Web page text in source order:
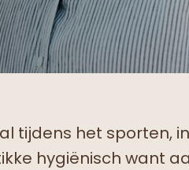
tijdens het sporten,
hygiënisch want